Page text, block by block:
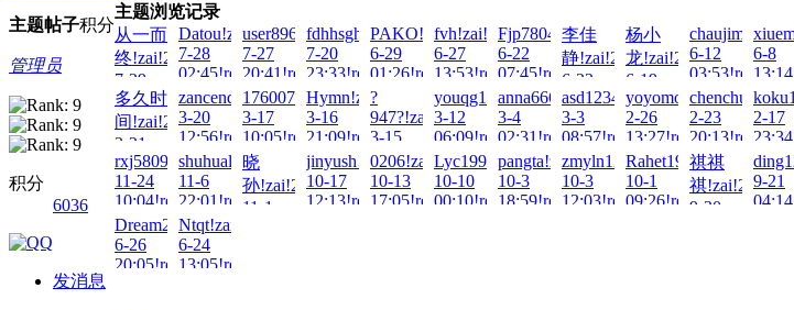
主题帖子积分
管理员
积分
6036
发消息
主题浏览记录
从一而
终!zai!2026-
7-29
23:55!read!
Datou!zai!2026-
7-28
02:45!read!
user8963!zai!2026-
7-27
20:41!read!
fdhhsgh1!zai!2026-
7-20
23:33!read!
PAKO!zai!2026-
6-29
01:26!read!
fvh!zai!2026-
6-27
13:53!read!
Fjp780417!zai!2026-
6-22
07:45!read!
李佳
静!zai!2026-
6-22
03:35!read!
杨小
龙!zai!2026-
6-19
18:31!read!
6-12
03:53!read!
6-8
多久时
间!zai!2026-
3-21
16:46!read!
zancendon!zai!2026-
3-20
12:56!read!
17600737829!zai!2026-
3-17
10:05!read!
Hymn!zai!2026-
3-16
21:09!read!
?
947?!zai!2026-
3-15
03:26!read!
youqg1989!zai!2026-
3-12
06:09!read!
anna666888!zai!2026-
3-4
02:31!read!
asd123456!zai!2026-
3-3
08:57!read!
2-26
13:27!read!
2-23
20:13!read!
2-17
rxj5809!zai!2025-
11-24
10:04!read!
shuhualin!zai!2025-
11-6
22:01!read!
晓
孙!zai!2025-
11-1
jinyush!zai!2025-
10-17
12:13!read!
0206!zai!2025-
10-13
17:05!read!
Lyc1997!zai!2025-
10-10
00:10!read!
pangta!zai!2025-
10-3
18:59!read!
zmyln122!zai!2025-
10-3
12:03!read!
Rahet1996!zai!2025-
10-1
09:26!read!
祺祺
祺!zai!2025-
9-30
9-21
Dream2!zai!2025-
6-26
20:05!read!
Ntqt!zai!2025-
6-24
13:05!read!